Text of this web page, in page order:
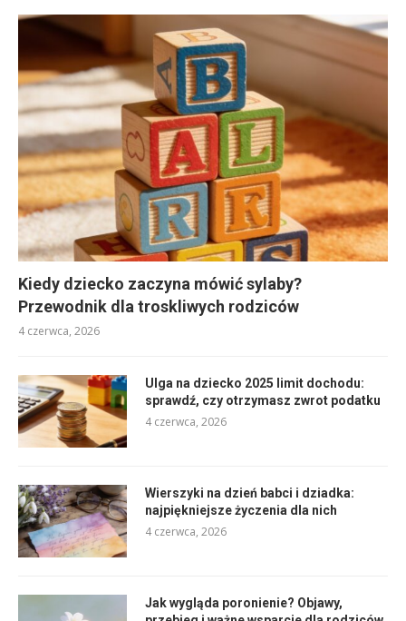
Kiedy dziecko zaczyna mówić sylaby?
Przewodnik dla troskliwych rodziców
4 czerwca, 2026
Ulga na dziecko 2025 limit dochodu:
sprawdź, czy otrzymasz zwrot podatku
4 czerwca, 2026
Wierszyki na dzień babci i dziadka:
najpiękniejsze życzenia dla nich
4 czerwca, 2026
Jak wygląda poronienie? Objawy,